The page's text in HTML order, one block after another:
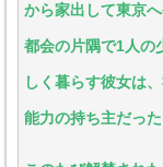
から家出して東京
都会の片隅で1人の
しく暮らす彼女は
能力の持ち主だった